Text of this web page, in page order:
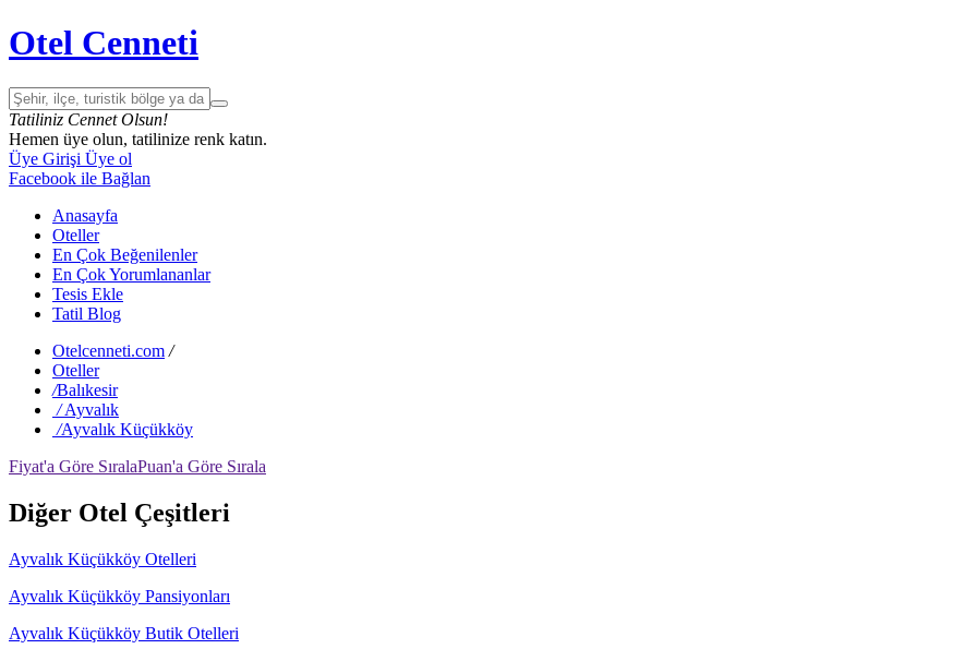
Otel Cenneti
Tatiliniz Cennet Olsun!
Hemen üye olun, tatilinize renk katın.
Üye Girişi Üye ol
Facebook ile Bağlan
Anasayfa
Oteller
En Çok Beğenilenler
En Çok Yorumlananlar
Tesis Ekle
Tatil Blog
Otelcenneti.com /
Oteller
/Balıkesir
/ Ayvalık
/Ayvalık Küçükköy
Fiyat'a Göre SıralaPuan'a Göre Sırala
Diğer Otel Çeşitleri
Ayvalık Küçükköy Otelleri
Ayvalık Küçükköy Pansiyonları
Ayvalık Küçükköy Butik Otelleri